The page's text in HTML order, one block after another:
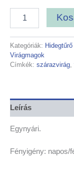
Kategóriák:
Virágmagok
Címkék: szárazvirág
Leírás
Egynyári.
Fényigény: napos/